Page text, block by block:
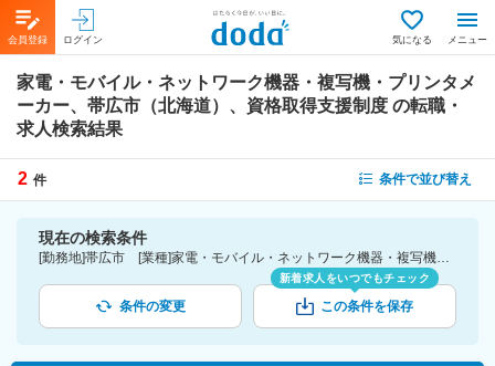
会員登録 ログイン 気になる メニュー
家電・モバイル・ネットワーク機器・複写機・プリンタメ
ーカー、帯広市（北海道）、資格取得支援制度 の転職・
求人検索結果
2 件 条件で並び替え
現在の検索条件
[勤務地]帯広市 [業種]家電・モバイル・ネットワーク機器・複写機・プリンタメーカー-メーカー（機械・電気）業界 [詳細条件](待遇・福利厚生)資格取得支援制度
条件の変更
新着求人をいつでもチェック
この条件を保存